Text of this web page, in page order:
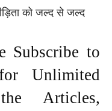
को जल्द से जल्द
Subscribe to
for Unlimited
Articles,